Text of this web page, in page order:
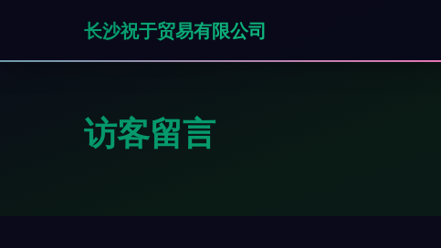
长沙祝于贸易有限公司
访客留言